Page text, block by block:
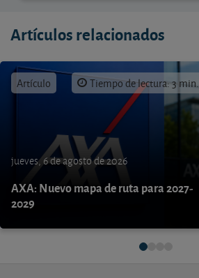
Artículos relacionados
Artículo Tiempo de lectura: 3 min.
jueves, 6 de agosto de 2026
AXA: Nuevo mapa de ruta para 2027-
2029